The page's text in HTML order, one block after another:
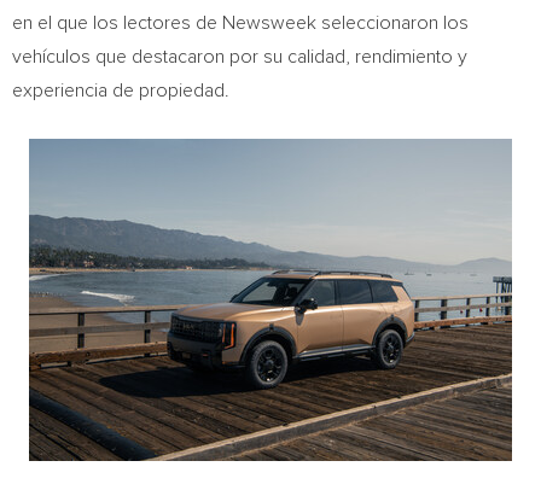
en el que los lectores de Newsweek seleccionaron los
vehículos que destacaron por su calidad, rendimiento y
experiencia de propiedad.